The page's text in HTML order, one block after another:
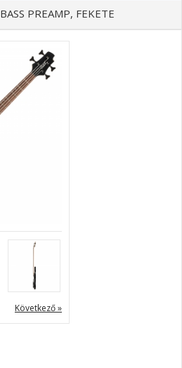
PREAMP, FEKETE
Következő »